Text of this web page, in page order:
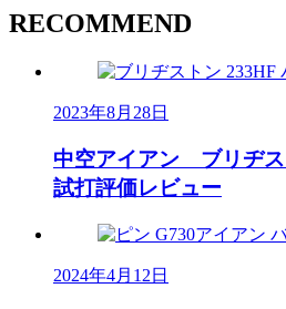
RECOMMEND
2023年8月28日
中空アイアン ブリヂ
試打評価レビュー
2024年4月12日